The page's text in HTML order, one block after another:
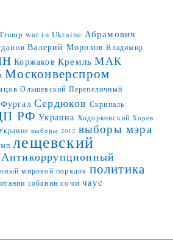
war in Ukraine Абрамович
Валерий Морозов Владимир
Коржаков Кремль МАК
Москонверспром
Ольшевский Перепеличный
Сердюков Скрипаль
РФ Украина Ходорковский Хорев
выборы 2012 выборы мэра
лещевский
мировой порядок политика
собянин сочи чаус